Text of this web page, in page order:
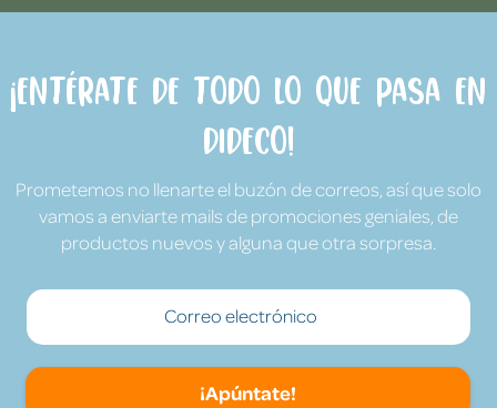
¡Entérate de todo lo que pasa en
Dideco!
Prometemos no llenarte el buzón de correos, así que solo
vamos a enviarte mails de promociones geniales, de
productos nuevos y alguna que otra sorpresa.
¡Apúntate!